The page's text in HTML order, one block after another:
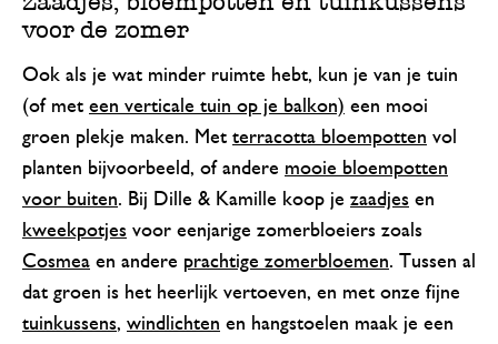
voor de zomer
Ook als je wat minder ruimte hebt, kun je van je tuin
(of met een verticale tuin op je balkon) een mooi
groen plekje maken. Met terracotta bloempotten vol
planten bijvoorbeeld, of andere mooie bloempotten
voor buiten. Bij Dille & Kamille koop je zaadjes en
kweekpotjes voor eenjarige zomerbloeiers zoals
Cosmea en andere prachtige zomerbloemen. Tussen al
dat groen is het heerlijk vertoeven, en met onze fijne
tuinkussens, windlichten en hangstoelen maak je een